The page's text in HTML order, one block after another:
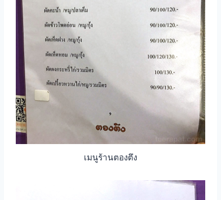
เมนูร้านตองตึง